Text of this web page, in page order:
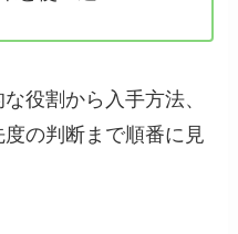
役割から入手方法、
の判断まで順番に見